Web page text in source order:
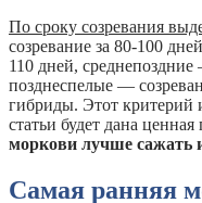
По сроку созревания
созревание за 80-100
110 дней,
позднеспелые —
гибриды. Этот критерий
статьи будет дана ценная
моркови лучше сажать
Самая ранняя